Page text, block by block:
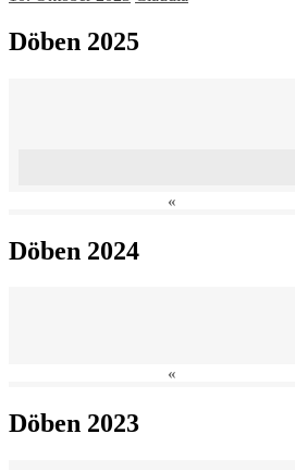
Döben 2025
«
Döben 2024
«
Döben 2023